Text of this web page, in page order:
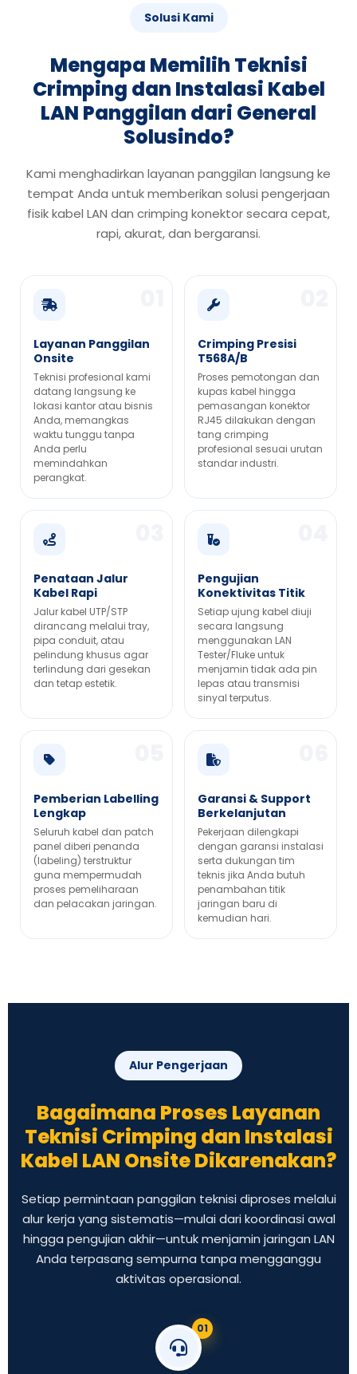
Solusi Kami
Mengapa Memilih Teknisi
Crimping dan Instalasi Kabel
LAN Panggilan dari General
Solusindo?
Kami menghadirkan layanan panggilan langsung ke
tempat Anda untuk memberikan solusi pengerjaan
fisik kabel LAN dan crimping konektor secara cepat,
rapi, akurat, dan bergaransi.
Layanan Panggilan
Onsite
Teknisi profesional kami
datang langsung ke
lokasi kantor atau bisnis
Anda, memangkas
waktu tunggu tanpa
Anda perlu
memindahkan
perangkat.
Crimping Presisi
T568A/B
Proses pemotongan dan
kupas kabel hingga
pemasangan konektor
RJ45 dilakukan dengan
tang crimping
profesional sesuai urutan
standar industri.
Penataan Jalur
Kabel Rapi
Jalur kabel UTP/STP
dirancang melalui tray,
pipa conduit, atau
pelindung khusus agar
terlindung dari gesekan
dan tetap estetik.
Pengujian
Konektivitas Titik
Setiap ujung kabel diuji
secara langsung
menggunakan LAN
Tester/Fluke untuk
menjamin tidak ada pin
lepas atau transmisi
sinyal terputus.
Pemberian Labelling
Lengkap
Seluruh kabel dan patch
panel diberi penanda
(labeling) terstruktur
guna mempermudah
proses pemeliharaan
dan pelacakan jaringan.
Garansi & Support
Berkelanjutan
Pekerjaan dilengkapi
dengan garansi instalasi
serta dukungan tim
teknis jika Anda butuh
penambahan titik
jaringan baru di
kemudian hari.
Alur Pengerjaan
Bagaimana Proses Layanan
Teknisi Crimping dan Instalasi
Kabel LAN Onsite Dikarenakan?
Setiap permintaan panggilan teknisi diproses melalui
alur kerja yang sistematis—mulai dari koordinasi awal
hingga pengujian akhir—untuk menjamin jaringan LAN
Anda terpasang sempurna tanpa mengganggu
aktivitas operasional.
01